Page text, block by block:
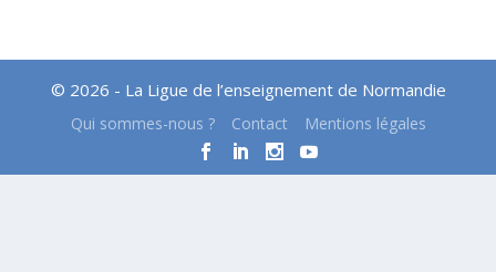
© 2026 - La Ligue de l’enseignement de Normandie
Qui sommes-nous ? Contact Mentions légales